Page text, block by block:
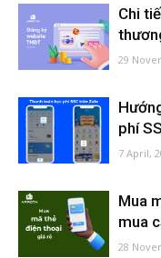
Chi
29
phí
7 April,
Mua
mua
28